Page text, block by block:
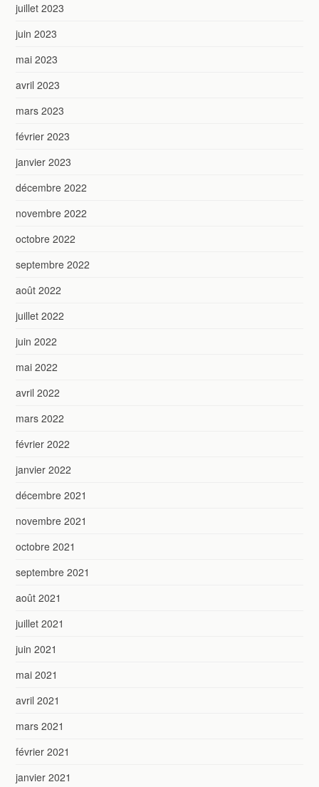
juillet 2023
juin 2023
mai 2023
avril 2023
mars 2023
février 2023
janvier 2023
décembre 2022
novembre 2022
octobre 2022
septembre 2022
août 2022
juillet 2022
juin 2022
mai 2022
avril 2022
mars 2022
février 2022
janvier 2022
décembre 2021
novembre 2021
octobre 2021
septembre 2021
août 2021
juillet 2021
juin 2021
mai 2021
avril 2021
mars 2021
février 2021
janvier 2021